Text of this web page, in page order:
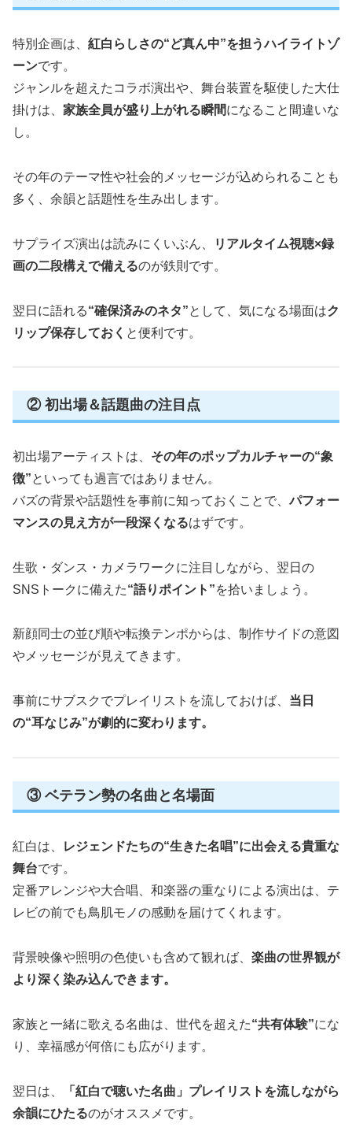
特別企画は、 紅白らしさの“ど真ん中”を担うハイライトゾ
ーンです。
ジャンルを超えたコラボ演出や、舞台装置を駆使した大仕
掛けは、 家族全員が盛り上がれる瞬間になること間違いな
し。
その年のテーマ性や社会的メッセージが込められることも
多く、余韻と話題性を生み出します。
サプライズ演出は読みにくいぶん、
リアルタイム視聴×録
画の二段構えで備えるのが鉄則です。
翌日に語れる“確保済みのネタ”として、気になる場面はク
リップ保存しておく と便利です。
② 初出場＆話題曲の注目点
初出場アーティストは、 その年のポップカルチャーの“象
徴”といっても過言ではありません。
バズの背景や話題性を事前に知っておくことで、パフォー
マンスの見え方が一段深くなるはずです。
生歌・ダンス・カメラワークに注目しながら、翌日の
SNSトークに備えた“語りポイント”を拾いましょう。
新顔同士の並び順や転換テンポからは、制作サイドの意図
やメッセージが見えてきます。
事前にサブスクでプレイリストを流しておけば、 当日
の“耳なじみ”が劇的に変わります。
③ ベテラン勢の名曲と名場面
紅白は、
レジェンドたちの“生きた名唱”に出会える貴重な
舞台です。
定番アレンジや大合唱、和楽器の重なりによる演出は、テ
レビの前でも鳥肌モノの感動を届けてくれます。
背景映像や照明の色使いも含めて観れば、 楽曲の世界観が
より深く染み込んできます。
家族と一緒に歌える名曲は、世代を超えた“共有体験”にな
り、幸福感が何倍にも広がります。
翌日は、
「紅白で聴いた名曲」プレイリストを流しながら
余韻にひたるのがオススメです。